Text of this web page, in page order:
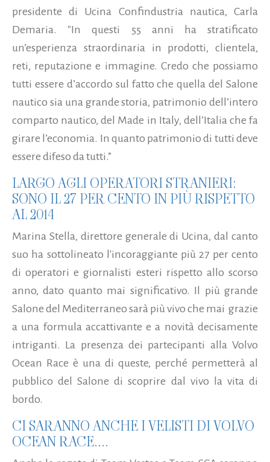
presidente di Ucina Confindustria nautica, Carla
Demaria. "In questi 55 anni ha stratificato
un’esperienza straordinaria in prodotti, clientela,
reti, reputazione e immagine. Credo che possiamo
tutti essere d’accordo sul fatto che quella del Salone
nautico sia una grande storia, patrimonio dell’intero
comparto nautico, del Made in Italy, dell’Italia che fa
girare l’economia. In quanto patrimonio di tutti deve
essere difeso da tutti.”
LARGO AGLI OPERATORI STRANIERI:
SONO IL 27 PER CENTO IN PIÙ RISPETTO
AL 2014
Marina Stella, direttore generale di Ucina, dal canto
suo ha sottolineato l'incoraggiante più 27 per cento
di operatori e giornalisti esteri rispetto allo scorso
anno, dato quanto mai significativo. Il più grande
Salone del Mediterraneo sarà più vivo che mai grazie
a una formula accattivante e a novità decisamente
intriganti. La presenza dei partecipanti alla Volvo
Ocean Race è una di queste, perché permetterà al
pubblico del Salone di scoprire dal vivo la vita di
bordo.
CI SARANNO ANCHE I VELISTI DI VOLVO
OCEAN RACE....